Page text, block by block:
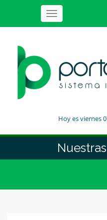
Toggle
navigation
Hoy es viernes